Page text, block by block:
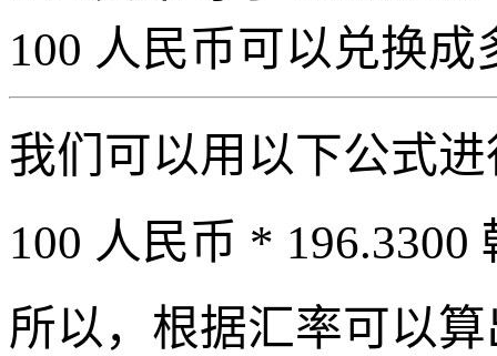
100 人民币可以兑换成
我们可以用以下公式
100 人民币 * 196.3300
所以，根据汇率可以